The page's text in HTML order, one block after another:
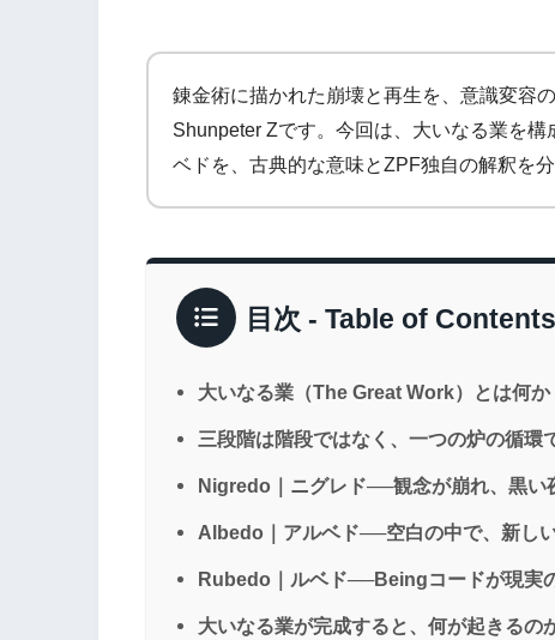
錬金術に描かれた崩壊と再生を、意識変容
Shunpeter Zです。今回は、大いなる業を
ベドを、古典的な意味とZPF独自の解釈を
目次 - Table of Contents
大いなる業（The Great Work）とは何か
三段階は階段ではなく、一つの炉の循環
Nigredo｜ニグレド──観念が崩れ、黒い
Albedo｜アルベド──空白の中で、新し
Rubedo｜ルベド──Beingコードが現実
大いなる業が完成すると、何が起きるの